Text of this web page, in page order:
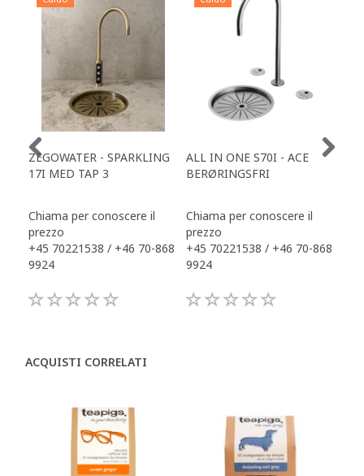
ZEGOWATER - SPARKLING
17I MED TAP 3
Chiama per conoscere il
prezzo
+45 70221538 / +46 70-868
9924
ALL IN ONE S70I - ACE
BERØRINGSFRI
Chiama per conoscere il
prezzo
+45 70221538 / +46 70-868
9924
ACQUISTI CORRELATI